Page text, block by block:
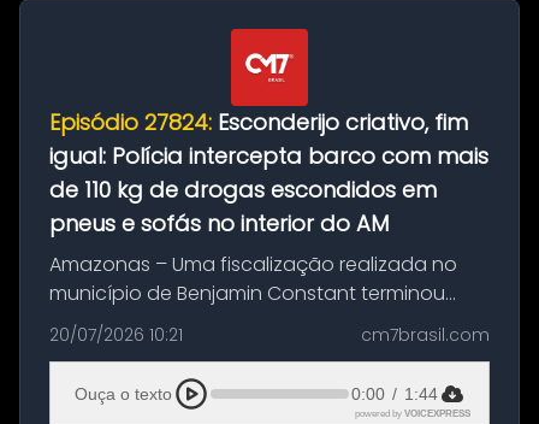
Episódio 27824: Esconderijo criativo, fim
igual: Polícia intercepta barco com mais
de 110 kg de drogas escondidos em
pneus e sofás no interior do AM
Amazonas – Uma fiscalização realizada no
município de Benjamin Constant terminou
com a apreensão de aproximadamente 115
quilos de entorpecentes em uma
embarcação atracada no porto da cidade. O
materia...
20/07/2026 10:21 cm7brasil.com
Ouça o texto 0:00 / 1:44
powered by VOICEXPRESS